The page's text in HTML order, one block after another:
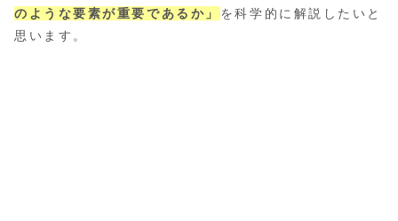
のような要素が重要であるか 」 を科学的に解説したいと
思います。